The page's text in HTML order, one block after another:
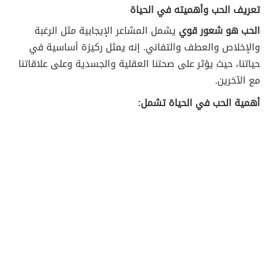
تعريف الحب وأهميته في الحياة
الحب هو شعور قوي يشمل المشاعر الإيجابية مثل الرغبة
والإخلاص والعطف والتفاني. إنه يمثل ركيزة أساسية في
حياتنا، حيث يؤثر على صحتنا العقلية والجسدية وعلى علاقاتنا
مع الآخرين.
أهمية الحب في الحياة تشمل: